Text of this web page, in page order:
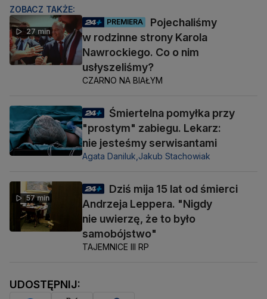
ZOBACZ TAKŻE:
27 min
PREMIERA
Pojechaliśmy
w rodzinne strony Karola
Nawrockiego. Co o nim
usłyszeliśmy?
CZARNO NA BIAŁYM
Śmiertelna pomyłka przy
"prostym" zabiegu. Lekarz:
nie jesteśmy serwisantami
Agata Daniluk, Jakub Stachowiak
57 min
Dziś mija 15 lat od śmierci
Andrzeja Leppera. "Nigdy
nie uwierzę, że to było
samobójstwo"
TAJEMNICE III RP
UDOSTĘPNIJ: